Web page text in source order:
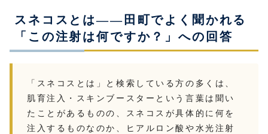
スネコスとは——田町でよく聞かれる
「この注射は何ですか？」への回答
「スネコスとは」と検索している方の多くは、
肌育注入・スキンブースターという言葉は聞い
たことがあるものの、スネコスが具体的に何を
注入するものなのか、ヒアルロン酸や水光注射